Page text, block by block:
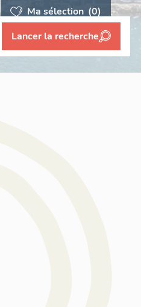
Ma sélection (0)
Lancer la recherche